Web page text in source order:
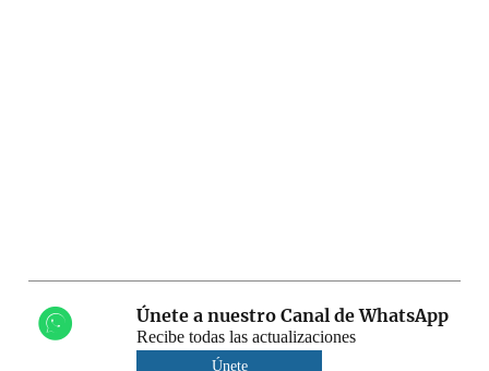
Únete a nuestro Canal de WhatsApp
Recibe todas las actualizaciones
Únete